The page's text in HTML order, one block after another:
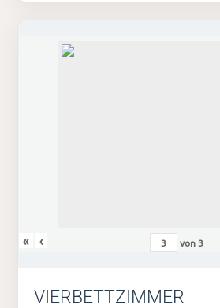
« ‹ von3
VIERBETTZIMMER